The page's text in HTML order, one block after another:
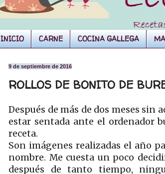
INICIO CARNE COCINA GALLEGA
9 de septiembre de 2016
ROLLOS DE BONITO DE
Después de más de dos meses
estar sentada ante el ordenador
receta.
Son imágenes realizadas el año
nombre. Me cuesta un poco
después de tanto tiempo,